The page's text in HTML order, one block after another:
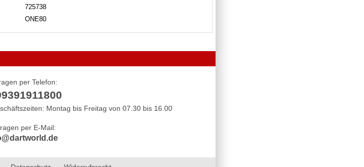
725738
ONE80
per Telefon:
Montag bis Freitag von 07.30 bis 16.00
per E-Mail: